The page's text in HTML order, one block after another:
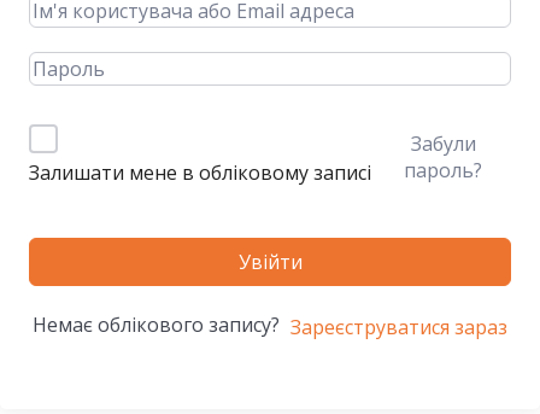
Залишати мене в обліковому записі
Забули
пароль?
Увійти
Немає облікового запису? Зареєструватися зараз